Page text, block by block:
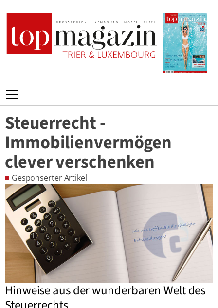
Steuerrecht -
Immobilienvermögen
clever verschenken
■ Gesponserter Artikel
Hinweise aus der wunderbaren Welt des